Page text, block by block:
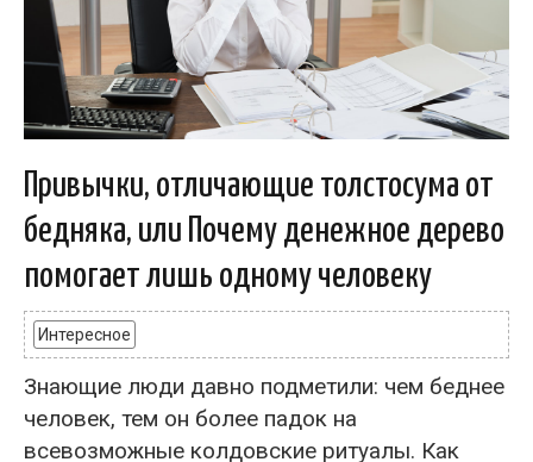
Привычки, отличающие толстосума от
бедняка, или Почему денежное дерево
помогает лишь одному человеку
Интересное
Знающие люди давно подметили: чем беднее
человек, тем он более падок на
всевозможные колдовские ритуалы. Как